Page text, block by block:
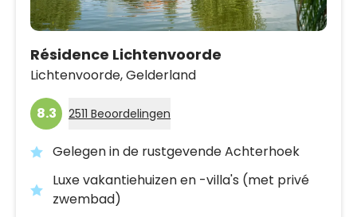
Résidence Lichtenvoorde
Lichtenvoorde,Gelderland
8.3 2511 Beoordelingen
Gelegen in de rustgevende Achterhoek
Luxe vakantiehuizen en -villa's (met privé
zwembad)